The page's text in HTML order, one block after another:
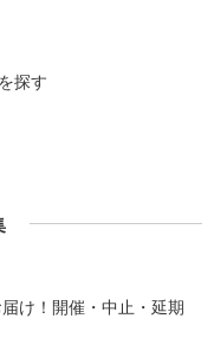
探す
け！開催・中止・延期